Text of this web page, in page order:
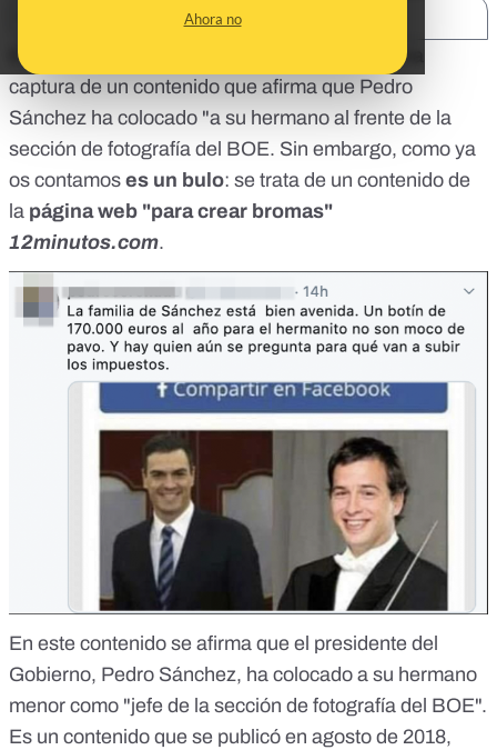
Ahora no
Está volviendo a circular por redes sociales una
captura de un contenido que afirma que Pedro
Sánchez ha colocado "a su hermano al frente de la
sección de fotografía del BOE. Sin embargo, como ya
os contamos es un bulo: se trata de un contenido de
la página web "para crear bromas"
12minutos.com.
En este contenido se afirma que el presidente del
Gobierno, Pedro Sánchez, ha colocado a su hermano
menor como "jefe de la sección de fotografía del BOE".
Es un contenido que se publicó en agosto de 2018,